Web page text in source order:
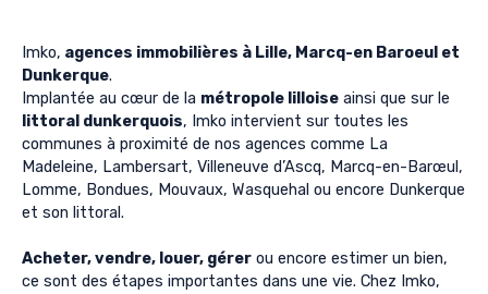
Imko, agences immobilières à Lille, Marcq-en Baroeul et
Dunkerque.
Implantée au cœur de la métropole lilloise ainsi que sur le
littoral dunkerquois, Imko intervient sur toutes les
communes à proximité de nos agences comme La
Madeleine, Lambersart, Villeneuve d’Ascq, Marcq-en-Barœul,
Lomme, Bondues, Mouvaux, Wasquehal ou encore Dunkerque
et son littoral.
Acheter, vendre, louer, gérer ou encore estimer un bien,
ce sont des étapes importantes dans une vie. Chez Imko,